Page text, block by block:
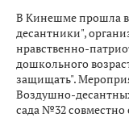
В Кинешме прошла
десантники",
нравственно-
дошкольного
защищать".
Воздушно-
сада №32